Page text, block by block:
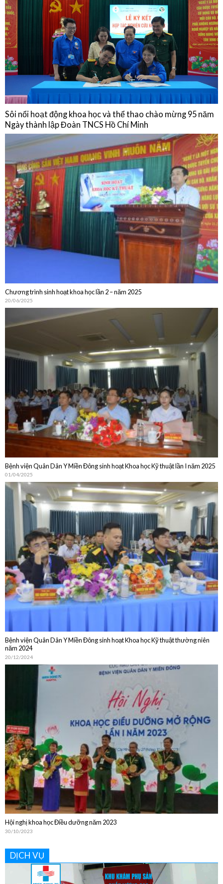
Sinh hoạt chuyên môn: Cập nhật chẩn đoán, điều trị, dự phòng bệnh
não mô cầu và Chia sẻ thực hành từ Phòng Tiêm chủng Bệnh viện Quân
Dân Y Miền Đông
15/01/2026
NGHIÊN CỨU KHOA HỌC
Sôi nổi hoạt động khoa học và thể thao chào mừng 95 năm
Ngày thành lập Đoàn TNCS Hồ Chí Minh
Chương trình sinh hoạt khoa học lần 2 – năm 2025
Bệnh viện Quân Dân Y Miền Đông sinh hoạt Khoa học Kỹ thuật lần I năm 2025
01/04/2025
Bệnh viện Quân Dân Y Miền Đông sinh hoạt Khoa học Kỹ thuật thường niên
20/12/2024